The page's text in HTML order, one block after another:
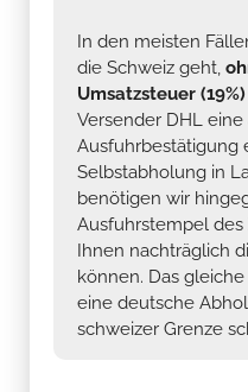
In den meisten
die Schweiz geht,
Umsatzsteuer
Versender DHL
Ausfuhrbestätigung
Selbstabholung in
benötigen wir
Ausfuhrstempel
Ihnen nachträglich
können. Das
eine deutsche
schweizer Grenze